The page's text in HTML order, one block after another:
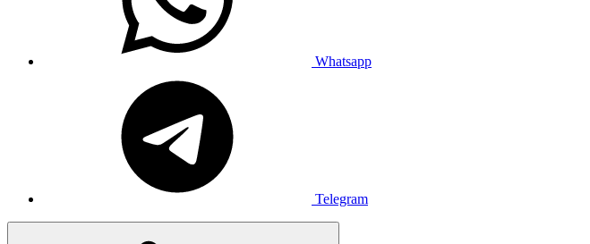
Whatsapp
Telegram